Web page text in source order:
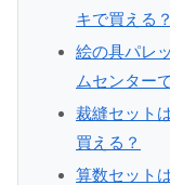
キで買える？
絵の具パレ
ムセンター
裁縫セット
買える？
算数セット